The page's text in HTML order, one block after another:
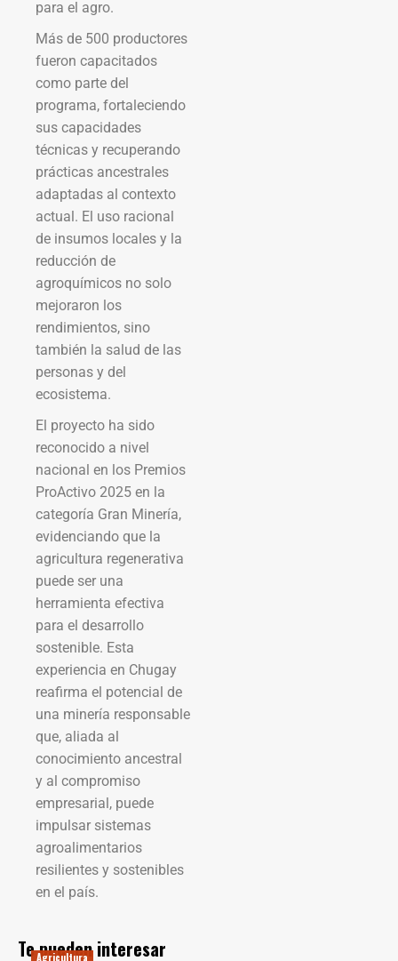
para el agro.
Más de 500 productores
fueron capacitados
como parte del
programa, fortaleciendo
sus capacidades
técnicas y recuperando
prácticas ancestrales
adaptadas al contexto
actual. El uso racional
de insumos locales y la
reducción de
agroquímicos no solo
mejoraron los
rendimientos, sino
también la salud de las
personas y del
ecosistema.
El proyecto ha sido
reconocido a nivel
nacional en los Premios
ProActivo 2025 en la
categoría Gran Minería,
evidenciando que la
agricultura regenerativa
puede ser una
herramienta efectiva
para el desarrollo
sostenible. Esta
experiencia en Chugay
reafirma el potencial de
una minería responsable
que, aliada al
conocimiento ancestral
y al compromiso
empresarial, puede
impulsar sistemas
agroalimentarios
resilientes y sostenibles
en el país.
Te pueden interesar
Agricultura